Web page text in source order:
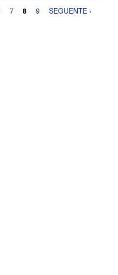
7 8 9
SEGUENTE ›